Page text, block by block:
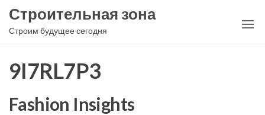
Перейти
Строительная зона
Строим будущее сегодня
9I7RL7P3
Fashion Insights